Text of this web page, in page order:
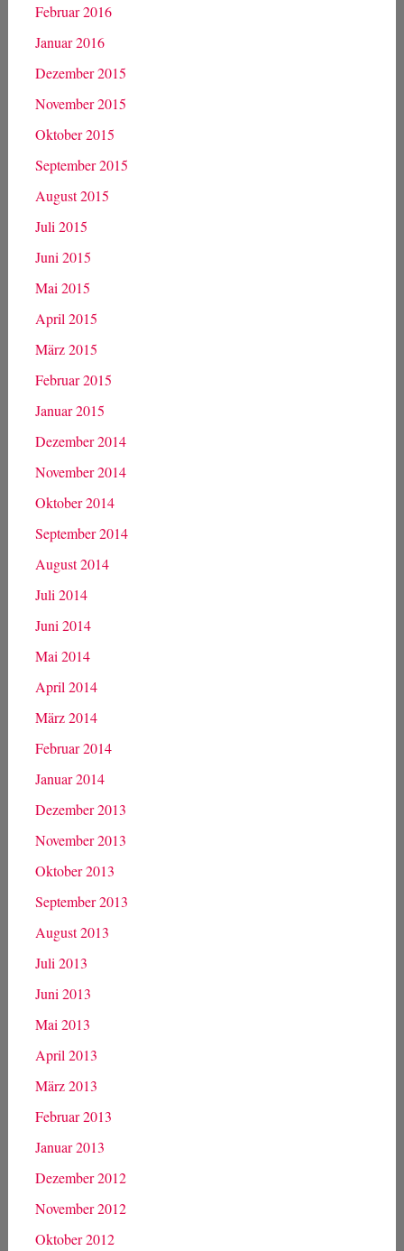
Februar 2016
Januar 2016
Dezember 2015
November 2015
Oktober 2015
September 2015
August 2015
Juli 2015
Juni 2015
Mai 2015
April 2015
März 2015
Februar 2015
Januar 2015
Dezember 2014
November 2014
Oktober 2014
September 2014
August 2014
Juli 2014
Juni 2014
Mai 2014
April 2014
März 2014
Februar 2014
Januar 2014
Dezember 2013
November 2013
Oktober 2013
September 2013
August 2013
Juli 2013
Juni 2013
Mai 2013
April 2013
März 2013
Februar 2013
Januar 2013
Dezember 2012
November 2012
Oktober 2012